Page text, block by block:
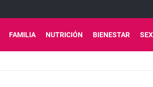
FAMILIA NUTRICIÓN BIENESTAR